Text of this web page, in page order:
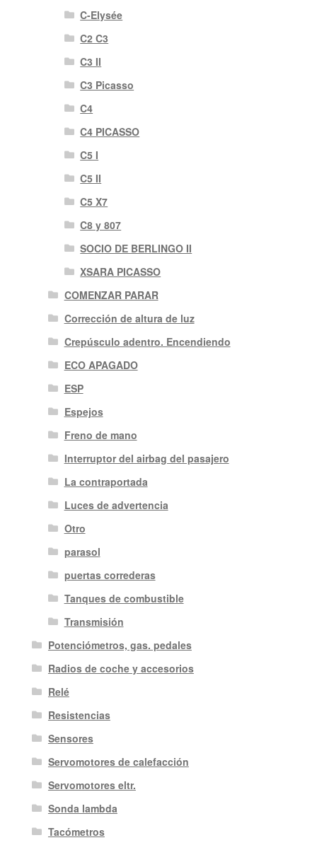
C-Elysée
C2 C3
C3 II
C3 Picasso
C4
C4 PICASSO
C5 I
C5 II
C5 X7
C8 y 807
SOCIO DE BERLINGO II
XSARA PICASSO
COMENZAR PARAR
Corrección de altura de luz
Crepúsculo adentro. Encendiendo
ECO APAGADO
ESP
Espejos
Freno de mano
Interruptor del airbag del pasajero
La contraportada
Luces de advertencia
Otro
parasol
puertas correderas
Tanques de combustible
Transmisión
Potenciómetros, gas. pedales
Radios de coche y accesorios
Relé
Resistencias
Sensores
Servomotores de calefacción
Servomotores eltr.
Sonda lambda
Tacómetros